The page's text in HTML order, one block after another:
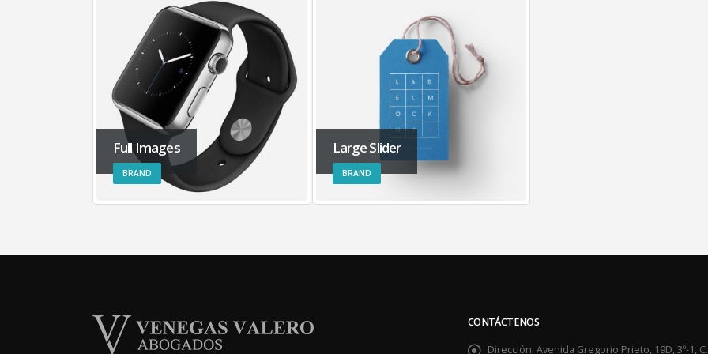
Full Images
BRAND
Large Slider
BRAND
CONTÁCTENOS
Dirección: Avenida Gregorio Prieto, 19D, 3º-1,